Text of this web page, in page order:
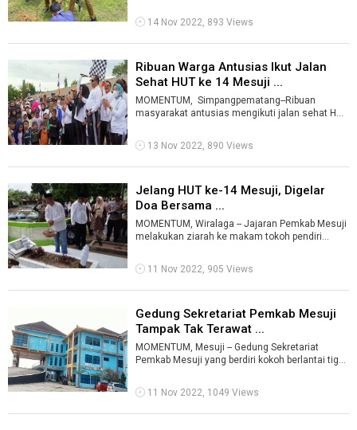
...
14 Nov 2022, 893 Views
Ribuan Warga Antusias Ikut Jalan
Sehat HUT ke 14 Mesuji ...
MOMENTUM, Simpangpematang--Ribuan
masyarakat antusias mengikuti jalan sehat HUT
13 Nov 2022, 890 Views
Jelang HUT ke-14 Mesuji, Digelar
Doa Bersama ...
MOMENTUM, Wiralaga -- Jajaran Pemkab Mesuji
melakukan ziarah ke makam tokoh pendiri
11 Nov 2022, 905 Views
Gedung Sekretariat Pemkab Mesuji
Tampak Tak Terawat ...
MOMENTUM, Mesuji -- Gedung Sekretariat
Pemkab Mesuji yang berdiri kokoh berlantai tiga,
11 Nov 2022, 1049 Views